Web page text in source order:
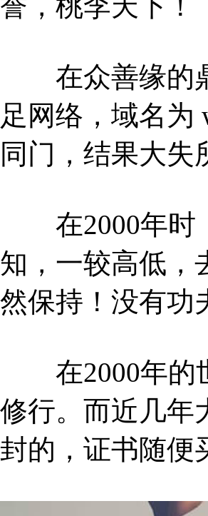
在众善缘的鼎
足网络，域名为
同门，结果大失
在2000年时，
知，一较高低，
然保持！没有功
在2000年的世
修行。而近几年
封的，证书随便